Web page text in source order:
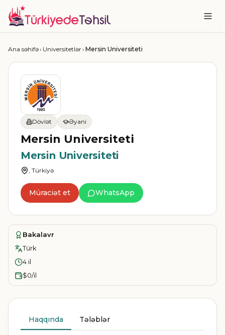
Ana səhifə› Universitetlər› Mersin Universiteti
Dövlət Əyani
Mersin Universiteti
Mersin Universiteti
, Türkiyə
Müraciət et WhatsApp
Bakalavr
Türk
4 il
$0/il
Haqqında Tələblər